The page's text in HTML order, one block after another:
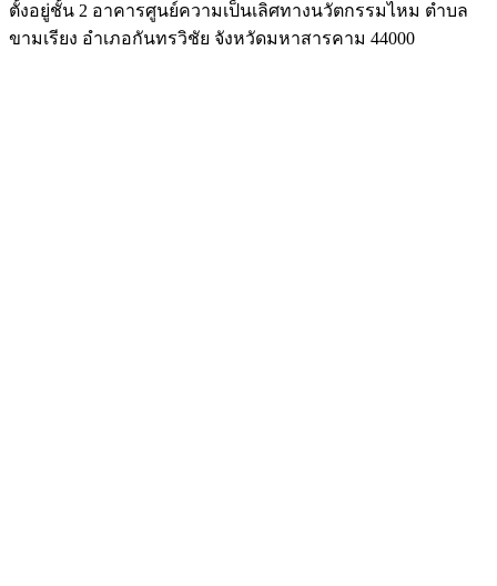
ตั้งอยู่ชั้น 2 อาคารศูนย์ความเป็นเลิศทางนวัตกรรมไหม ตำบล
ขามเรียง อำเภอกันทรวิชัย จังหวัดมหาสารคาม 44000